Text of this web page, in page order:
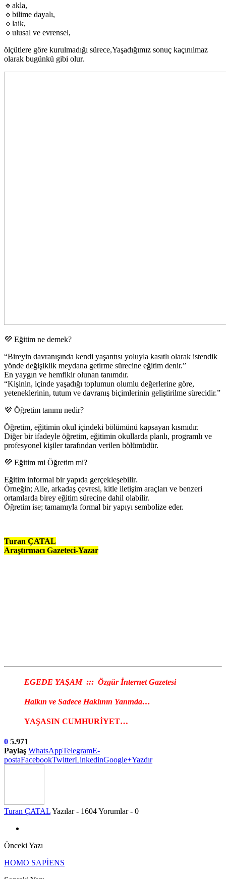
🔹akla,
🔹bilime dayalı,
🔹laik,
🔹ulusal ve evrensel,
ölçütlere göre kurulmadığı sürece,Yaşadığımız sonuç kaçınılmaz
olarak bugünkü gibi olur.
💜 Eğitim ne demek?
“Bireyin davranışında kendi yaşantısı yoluyla kasıtlı olarak istendik
yönde değişiklik meydana getirme sürecine eğitim denir.”
En yaygın ve hemfikir olunan tanımdır.
“Kişinin, içinde yaşadığı toplumun olumlu değerlerine göre,
yeteneklerinin, tutum ve davranış biçimlerinin geliştirilme sürecidir.”
💜 Öğretim tanımı nedir?
Öğretim, eğitimin okul içindeki bölümünü kapsayan kısmıdır.
Diğer bir ifadeyle öğretim, eğitimin okullarda planlı, programlı ve
profesyonel kişiler tarafından verilen bölümüdür.
💜 Eğitim mi Öğretim mi?
Eğitim informal bir yapıda gerçekleşebilir.
Örneğin; Aile, arkadaş çevresi, kitle iletişim araçları ve benzeri
ortamlarda birey eğitim sürecine dahil olabilir.
Öğretim ise; tamamıyla formal bir yapıyı sembolize eder.
Turan ÇATAL
Araştırmacı Gazeteci-Yazar
EGEDE YAŞAM ::: Özgür İnternet Gazetesi
Halkın ve Sadece Haklının Yanında…
YAŞASIN CUMHURİYET…
0 5.971
Paylaş WhatsAppTelegramE-
postaFacebookTwitterLinkedinGoogle+Yazdır
Turan ÇATALYazılar - 1604Yorumlar - 0
Önceki Yazı
HOMO SAPİENS